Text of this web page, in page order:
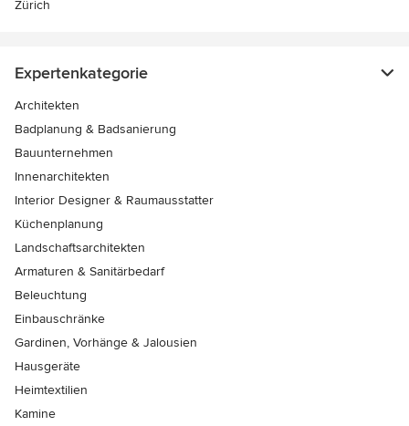
Zürich
Expertenkategorie
Architekten
Badplanung & Badsanierung
Bauunternehmen
Innenarchitekten
Interior Designer & Raumausstatter
Küchenplanung
Landschaftsarchitekten
Armaturen & Sanitärbedarf
Beleuchtung
Einbauschränke
Gardinen, Vorhänge & Jalousien
Hausgeräte
Heimtextilien
Kamine